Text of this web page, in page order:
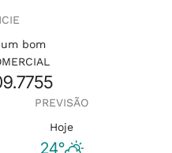
bom
PREVISÃO
Hoje
24°